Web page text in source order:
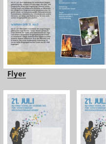
Flyer